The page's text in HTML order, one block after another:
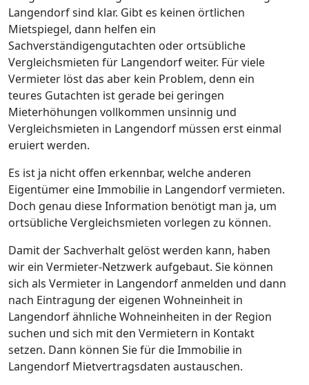
Langendorf sind klar. Gibt es keinen örtlichen
Mietspiegel, dann helfen ein
Sachverständigengutachten oder ortsübliche
Vergleichsmieten für Langendorf weiter. Für viele
Vermieter löst das aber kein Problem, denn ein
teures Gutachten ist gerade bei geringen
Mieterhöhungen vollkommen unsinnig und
Vergleichsmieten in Langendorf müssen erst einmal
eruiert werden.
Es ist ja nicht offen erkennbar, welche anderen
Eigentümer eine Immobilie in Langendorf vermieten.
Doch genau diese Information benötigt man ja, um
ortsübliche Vergleichsmieten vorlegen zu können.
Damit der Sachverhalt gelöst werden kann, haben
wir ein Vermieter-Netzwerk aufgebaut. Sie können
sich als Vermieter in Langendorf anmelden und dann
nach Eintragung der eigenen Wohneinheit in
Langendorf ähnliche Wohneinheiten in der Region
suchen und sich mit den Vermietern in Kontakt
setzen. Dann können Sie für die Immobilie in
Langendorf Mietvertragsdaten austauschen.